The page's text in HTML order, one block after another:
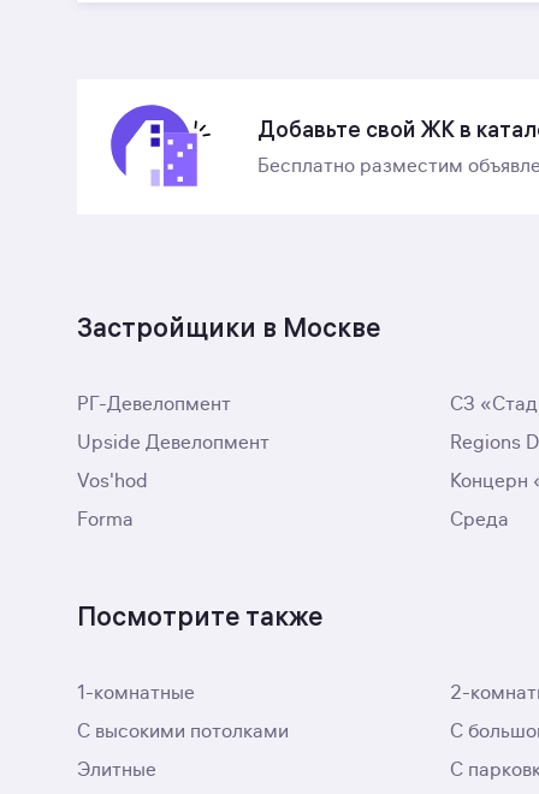
Добавьте свой ЖК в
Бесплатно разместим
Застройщики в Москве
РГ-Девелопмент
СЗ
Upside Девелопмент
Regions
Vos'hod
Концерн
Forma
Среда
Посмотрите также
1-комнатные
2-
С высокими потолками
С
Элитные
С